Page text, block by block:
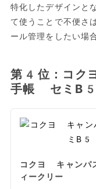
特化したデザインと
て使うことで不便さ
ール管理をしたい場
第4位：コク
手帳 セミ
コクヨ キャン
ィークリー